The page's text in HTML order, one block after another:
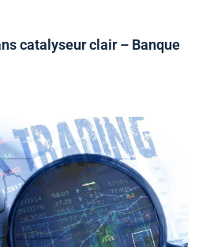
catalyseur clair – Banque